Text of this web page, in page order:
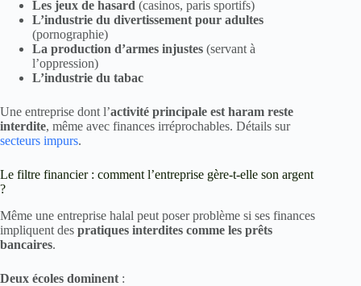
Les jeux de hasard (casinos, paris sportifs)
L’industrie du divertissement pour adultes
(pornographie)
La production d’armes injustes (servant à
l’oppression)
L’industrie du tabac
Une entreprise dont l’activité principale est haram reste
interdite, même avec finances irréprochables. Détails sur
secteurs impurs.
Le filtre financier : comment l’entreprise gère-t-elle son argent
?
Même une entreprise halal peut poser problème si ses finances
impliquent des pratiques interdites comme les prêts
bancaires.
Deux écoles dominent :